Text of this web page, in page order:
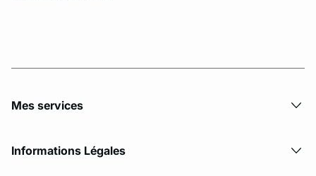
Mes services
Informations Légales